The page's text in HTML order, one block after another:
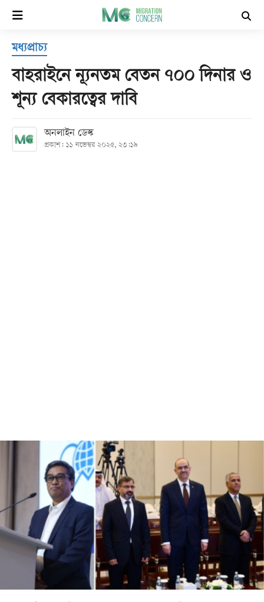
হোম
সর্বশেষ
বিভাগ
মধ্যপ্রাচ্য
বাহরাইনে ন্যূনতম বেতন ৭০০ দিনার ও
শূন্য বেকারত্বের দাবি
অনলাইন ডেস্ক
প্রকাশ: ১১ নভেম্বর ২০২৫, ২৩:১৯